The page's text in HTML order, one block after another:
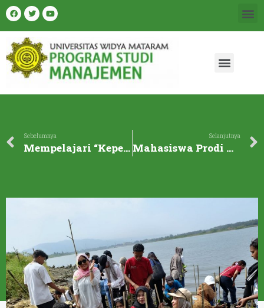
Sebelumnya
Mempelajari “Kepemimpinan” Jogja di Karaton Ngayogyakarta Hadiningrat
Selanjutnya
Mahasiswa Prodi Manajemen Raih Juara 1 Lomba Memasak Nasi Goreng dalam Rangka Dies Natalis ke-43 UWM